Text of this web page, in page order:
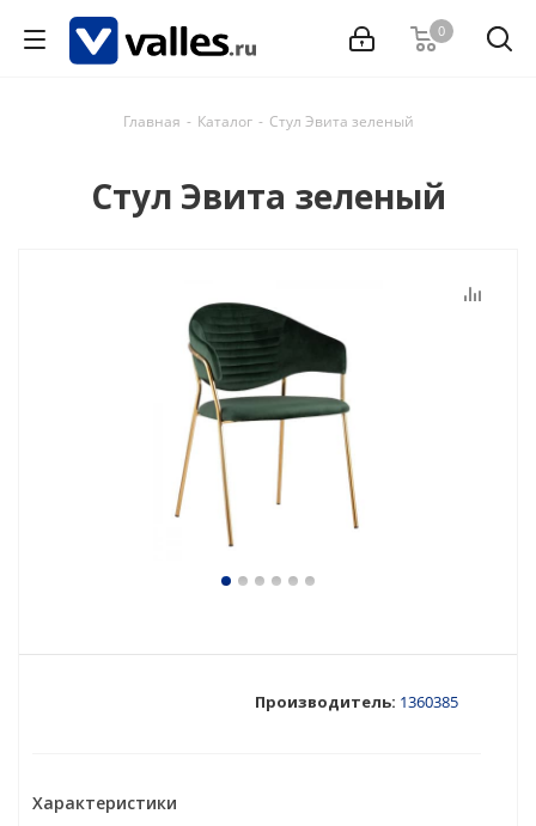
0
Главная - Каталог - Стул Эвита зеленый
Стул Эвита зеленый
Производитель: 1360385
Характеристики